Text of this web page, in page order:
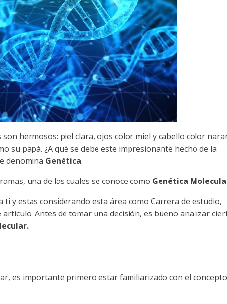
son hermosos: piel clara, ojos color miel y cabello color
su papá. ¿A qué se debe este impresionante hecho de la
denomina Genética.
una de las cuales se conoce como Genética
y estas considerando esta área como Carrera de estudio,
Antes de tomar una decisión, es bueno analizar
es importante primero estar familiarizado con el